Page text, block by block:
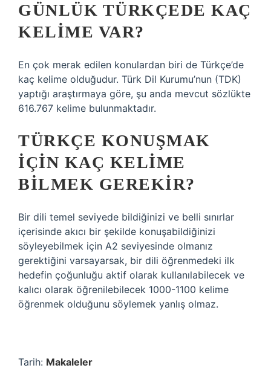
GÜNLÜK TÜRKÇEDE KAÇ
KELIME VAR?
En çok merak edilen konulardan biri de Türkçe’de
kaç kelime olduğudur. Türk Dil Kurumu’nun (TDK)
yaptığı araştırmaya göre, şu anda mevcut sözlükte
616.767 kelime bulunmaktadır.
TÜRKÇE KONUŞMAK
IÇIN KAÇ KELIME
BILMEK GEREKIR?
Bir dili temel seviyede bildiğinizi ve belli sınırlar
içerisinde akıcı bir şekilde konuşabildiğinizi
söyleyebilmek için A2 seviyesinde olmanız
gerektiğini varsayarsak, bir dili öğrenmedeki ilk
hedefin çoğunluğu aktif olarak kullanılabilecek ve
kalıcı olarak öğrenilebilecek 1000-1100 kelime
öğrenmek olduğunu söylemek yanlış olmaz.
Tarih: Makaleler